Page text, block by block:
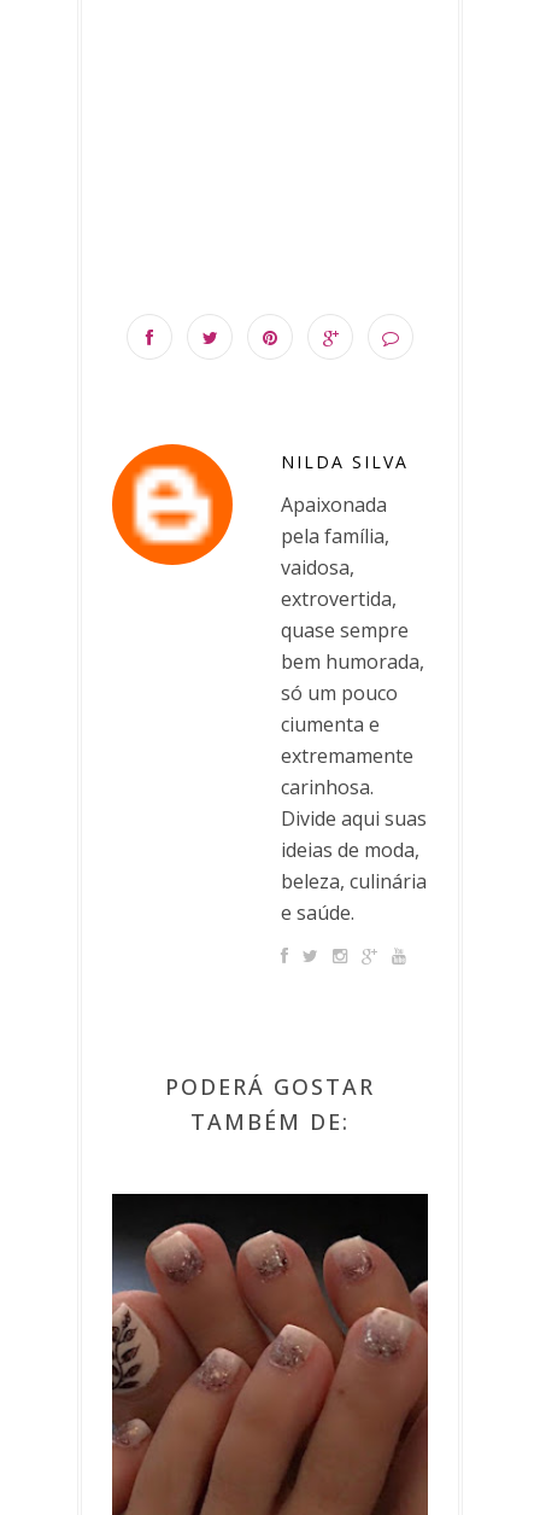
NILDA SILVA
Apaixonada
pela família,
vaidosa,
extrovertida,
quase sempre
bem humorada,
só um pouco
ciumenta e
extremamente
carinhosa.
Divide aqui suas
ideias de moda,
beleza, culinária
e saúde.
PODERÁ GOSTAR
TAMBÉM DE: